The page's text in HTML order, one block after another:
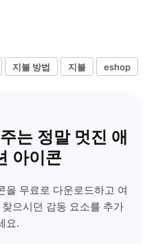
지불 방법 지불 eshop
는 정말 멋진 애
아이콘
을 무료로 다운로드하고 여
으시던 감동 요소를 추가
요.